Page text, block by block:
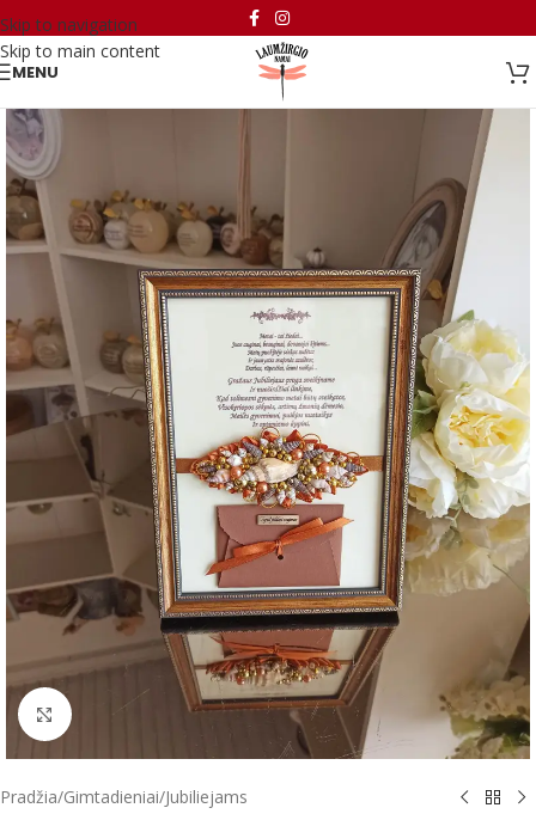
Skip to navigation
Skip to main content
MENU
Paspausk, kad padidintum
Pradžia/Gimtadieniai/Jubiliejams